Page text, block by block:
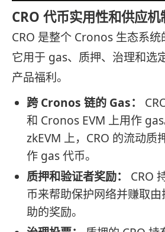
CRO 代币实用性和供应机
CRO 是整个 Cronos 生态系统
它用于 gas、质押、治理和选
产品福利。
跨 Cronos 链的 Gas：
和 Cronos EVM 上用作
zkEVM 上，CRO 的流动质
作 gas 代币。
质押和验证者奖励：
CRO
币来帮助保护网络并赚取
助的奖励。